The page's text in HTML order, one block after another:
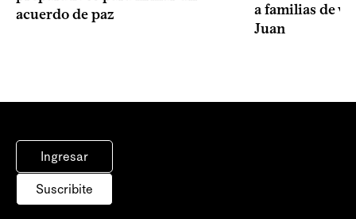
acuerdo de paz
a familias de
Juan
Ingresar
Suscribite